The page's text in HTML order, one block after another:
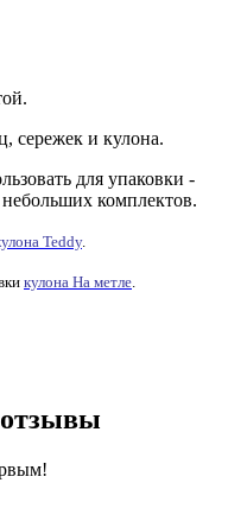
сережек и кулона.
для упаковки -
комплектов.
Teddy.
кулона На метле